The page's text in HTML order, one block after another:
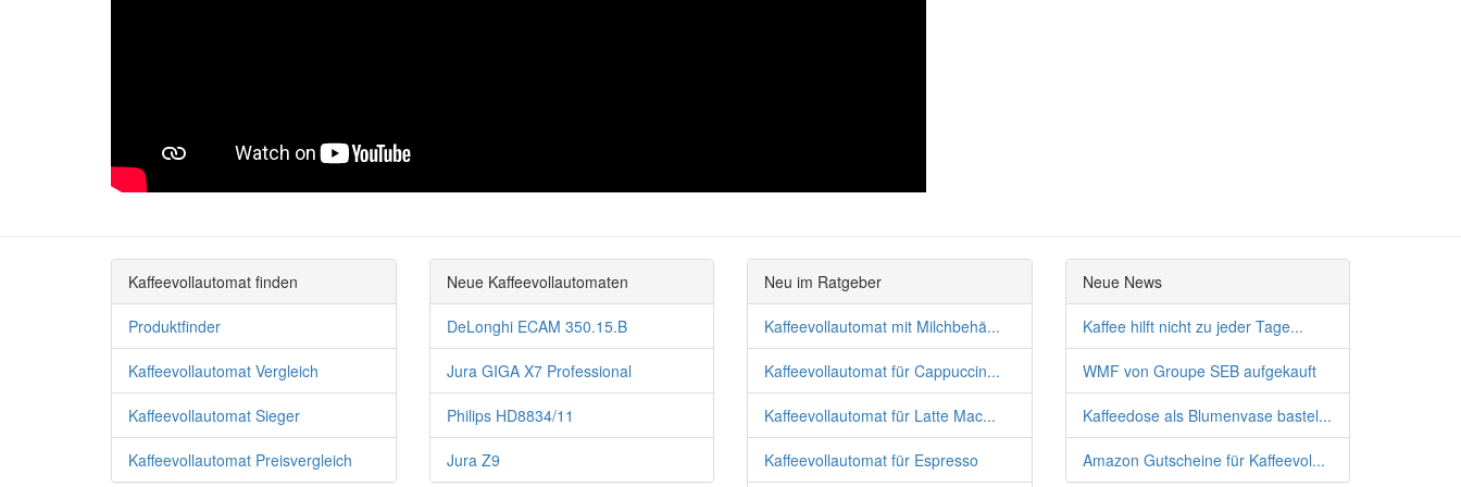
Kaffeevollautomat finden
Produktfinder
Kaffeevollautomat Vergleich
Kaffeevollautomat Sieger
Kaffeevollautomat Preisvergleich
Neue Kaffeevollautomaten
DeLonghi ECAM 350.15.B
Jura GIGA X7 Professional
Philips HD8834/11
Jura Z9
Neu im Ratgeber
Kaffeevollautomat mit Milchbehä...
Kaffeevollautomat für Cappuccin...
Kaffeevollautomat für Latte Mac...
Kaffeevollautomat für Espresso
Neue News
Kaffee hilft nicht zu jeder Tage...
WMF von Groupe SEB aufgekauft
Kaffeedose als Blumenvase bastel...
Amazon Gutscheine für Kaffeevol...